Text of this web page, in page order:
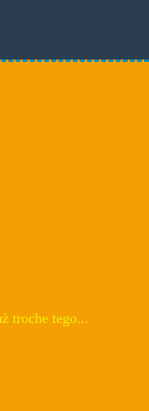
troche tego...